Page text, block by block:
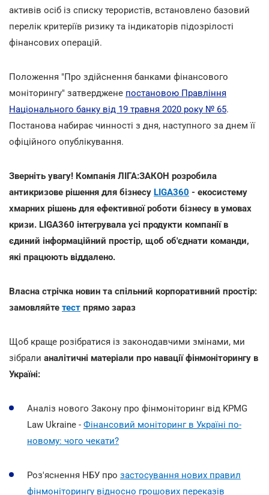
активів осіб із списку терористів, встановлено базовий
перелік критеріїв ризику та індикаторів підозрілості
фінансових операцій.
Положення "Про здійснення банками фінансового
моніторингу" затверджене постановою Правління
Національного банку від 19 травня 2020 року № 65.
Постанова набирає чинності з дня, наступного за днем її
офіційного опублікування.
Зверніть увагу! Компанія ЛІГА:ЗАКОН розробила
антикризове рішення для бізнесу LIGA360 - екосистему
хмарних рішень для ефективної роботи бізнесу в умовах
кризи. LIGA360 інтегрувала усі продукти компанії в
єдиний інформаційний простір, щоб об'єднати команди,
які працюють віддалено.
Власна стрічка новин та спільний корпоративний простір:
замовляйте тест прямо зараз
Щоб краще розібратися із законодавчими змінами, ми
зібрали аналітичні матеріали про навації фінмоніторингу в
Україні:
Аналіз нового Закону про фінмоніторинг від KPMG
Law Ukraine - Фінансовий моніторинг в Україні по-
новому: чого чекати?
Роз'яснення НБУ про застосування нових правил
фінмоніторингу відносно грошових переказів